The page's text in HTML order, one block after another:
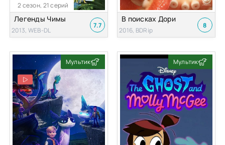
2 сезон, 21 серий
Легенды Чимы
2013, WEB-DL
7.7
В поисках Дори
2016, BDRip
8
Мультик Мультик